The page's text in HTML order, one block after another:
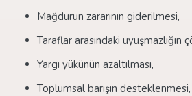
Mağdurun zararının giderilmesi,
Taraflar arasındaki uyuşmazlığın
Yargı yükünün azaltılması,
Toplumsal barışın desteklenmesi,